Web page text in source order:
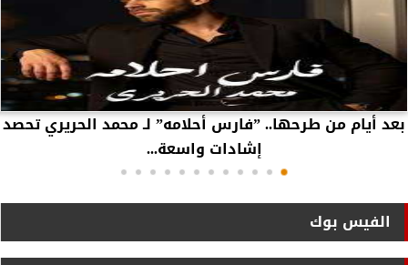
بعد أيام من طرحها.. ”فارس أحلامه” لـ محمد الحريري تحصد
إشادات واسعة...
الفيس بوك